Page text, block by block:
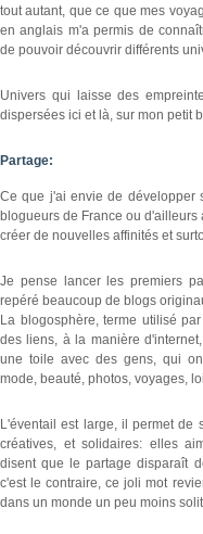
tout autant, que ce que mes
en anglais m'a permis de
de pouvoir découvrir différents
Univers qui laisse des
dispersées ici et là, sur mon petit
Partage:
Ce que j'ai envie de développer
blogueurs de France ou d'ailleurs
créer de nouvelles affinités et
Je pense lancer les premiers
repéré beaucoup de blogs
La blogosphère, terme utilisé
des liens, à la manière
une toile avec des gens, qui
mode, beauté, photos, voyages,
L'éventail est large, il permet de
créatives, et solidaires: elles
disent que le partage disparaît
c'est le contraire, ce joli mot
dans un monde un peu moins